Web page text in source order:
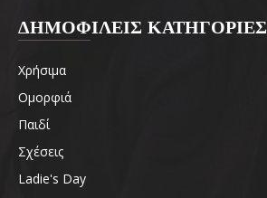
ΔΗΜΟΦΙΛΕΙΣ ΚΑΤΗΓΟΡΙΕΣ
Χρήσιμα
Ομορφιά
Παιδί
Σχέσεις
Ladie's Day